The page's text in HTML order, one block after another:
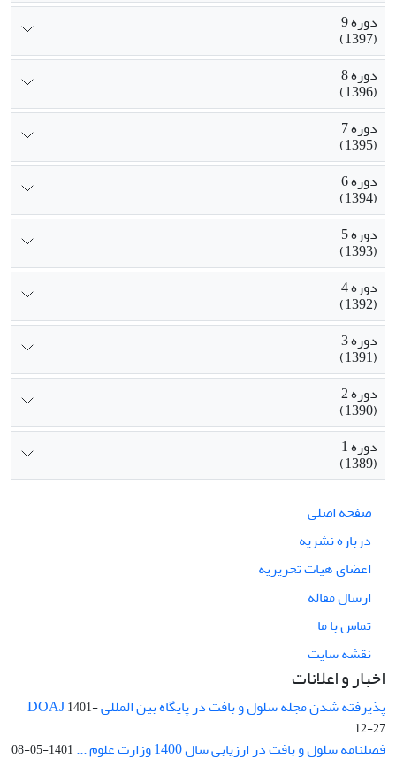
دوره 9
(1397)
دوره 8
(1396)
دوره 7
(1395)
دوره 6
(1394)
دوره 5
(1393)
دوره 4
(1392)
دوره 3
(1391)
دوره 2
(1390)
دوره 1
(1389)
صفحه اصلی
درباره نشریه
اعضای هیات تحریریه
ارسال مقاله
تماس با ما
نقشه سایت
اخبار و اعلانات
پذیرفته شدن مجله سلول و بافت در پایگاه بین المللی DOAJ1401-
12-27
فصلنامه سلول و بافت در ارزیابی سال 1400 وزارت علوم ... 1401-05-08